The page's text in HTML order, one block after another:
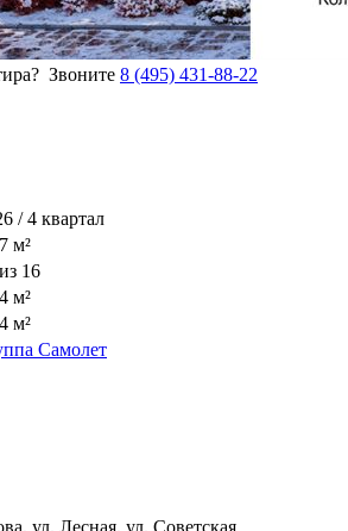
Звоните 8 (495) 431-88-22
/ 4 квартал
м²
16
м²
м²
Самолет
ул. Лесная, ул. Советская